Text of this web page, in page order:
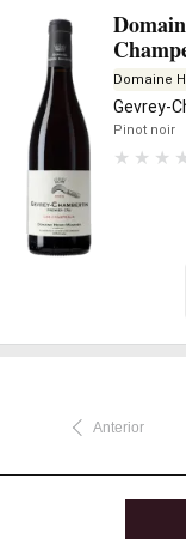
Domaine
Gevrey-
Pinot noir
Anterior